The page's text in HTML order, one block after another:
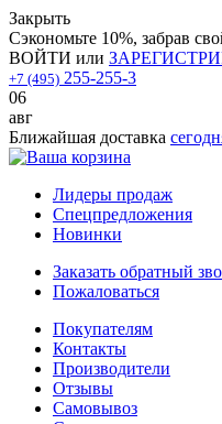
Закрыть
Сэкономьте 10%, забрав
ВОЙТИ или
+7 (495) 255-255-3
06
авг
Ближайшая доставка
Лидеры продаж
Спецпредложения
Новинки
Заказать обратный
Пожаловаться
Покупателям
Контакты
Производители
Отзывы
Самовывоз